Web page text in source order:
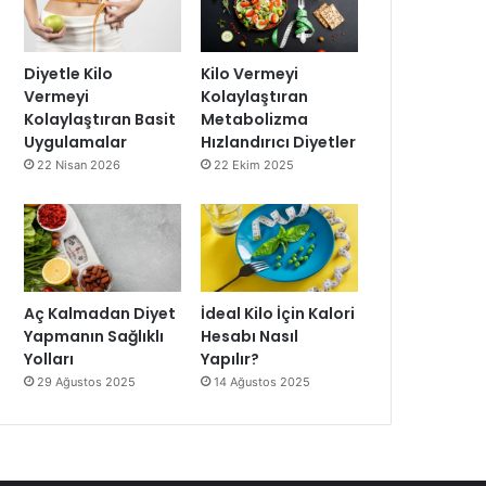
Diyetle Kilo
Vermeyi
Kolaylaştıran Basit
Uygulamalar
22 Nisan 2026
Kilo Vermeyi
Kolaylaştıran
Metabolizma
Hızlandırıcı Diyetler
22 Ekim 2025
Aç Kalmadan Diyet
Yapmanın Sağlıklı
Yolları
29 Ağustos 2025
İdeal Kilo İçin Kalori
Hesabı Nasıl
Yapılır?
14 Ağustos 2025